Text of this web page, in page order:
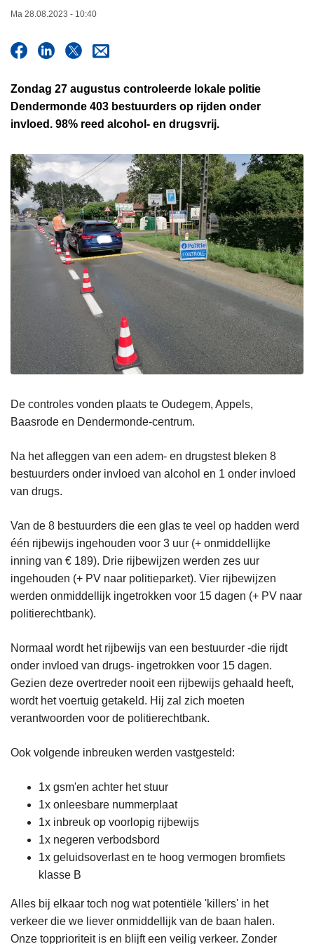
Ma 28.08.2023 - 10:40
Zondag 27 augustus controleerde lokale politie
Dendermonde 403 bestuurders op rijden onder
invloed. 98% reed alcohol- en drugsvrij.
De controles vonden plaats te Oudegem, Appels,
Baasrode en Dendermonde-centrum.
Na het afleggen van een adem- en drugstest bleken 8
bestuurders onder invloed van alcohol en 1 onder invloed
van drugs.
Van de 8 bestuurders die een glas te veel op hadden werd
één rijbewijs ingehouden voor 3 uur (+ onmiddellijke
inning van € 189). Drie rijbewijzen werden zes uur
ingehouden (+ PV naar politieparket). Vier rijbewijzen
werden onmiddellijk ingetrokken voor 15 dagen (+ PV naar
politierechtbank).
Normaal wordt het rijbewijs van een bestuurder -die rijdt
onder invloed van drugs- ingetrokken voor 15 dagen.
Gezien deze overtreder nooit een rijbewijs gehaald heeft,
wordt het voertuig getakeld. Hij zal zich moeten
verantwoorden voor de politierechtbank.
Ook volgende inbreuken werden vastgesteld:
1x gsm'en achter het stuur
1x onleesbare nummerplaat
1x inbreuk op voorlopig rijbewijs
1x negeren verbodsbord
1x geluidsoverlast en te hoog vermogen bromfiets
klasse B
Alles bij elkaar toch nog wat potentiële 'killers' in het
verkeer die we liever onmiddellijk van de baan halen.
Onze topprioriteit is en blijft een veilig verkeer. Zonder